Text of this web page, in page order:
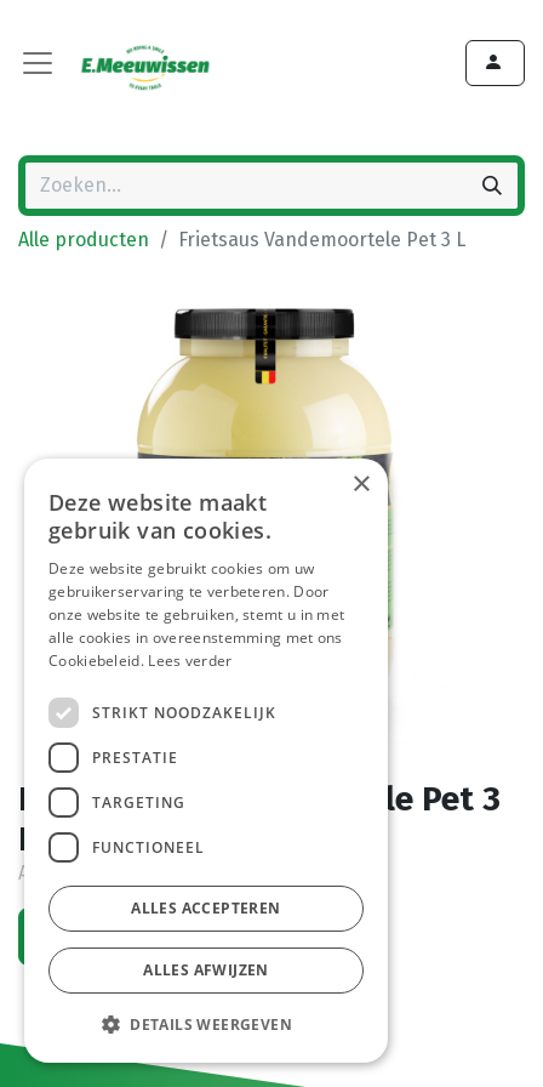
Alle producten Frietsaus Vandemoortele Pet 3 L
Frietsaus Vandemoortele Pet 3
L
Actief
Vraag een account aan
×
Deze website maakt
gebruik van cookies.
Deze website gebruikt cookies om uw
gebruikerservaring te verbeteren. Door
onze website te gebruiken, stemt u in met
alle cookies in overeenstemming met ons
Cookiebeleid. Lees verder
STRIKT NOODZAKELIJK
PRESTATIE
TARGETING
FUNCTIONEEL
ALLES ACCEPTEREN
ALLES AFWIJZEN
DETAILS WEERGEVEN